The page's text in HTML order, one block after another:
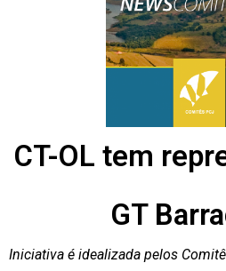
CT-OL tem
GT
Iniciativa é idealizada pelos